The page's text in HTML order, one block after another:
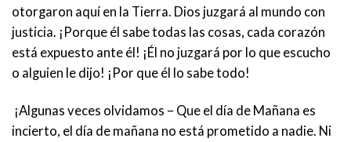
otorgaron aquí en la Tierra. Dios juzgará al mundo con
justicia. ¡Porque él sabe todas las cosas, cada corazón
está expuesto ante él! ¡Él no juzgará por lo que escucho
o alguien le dijo! ¡Por que él lo sabe todo!
¡Algunas veces olvidamos – Que el día de Mañana es
incierto, el día de mañana no está prometido a nadie. Ni